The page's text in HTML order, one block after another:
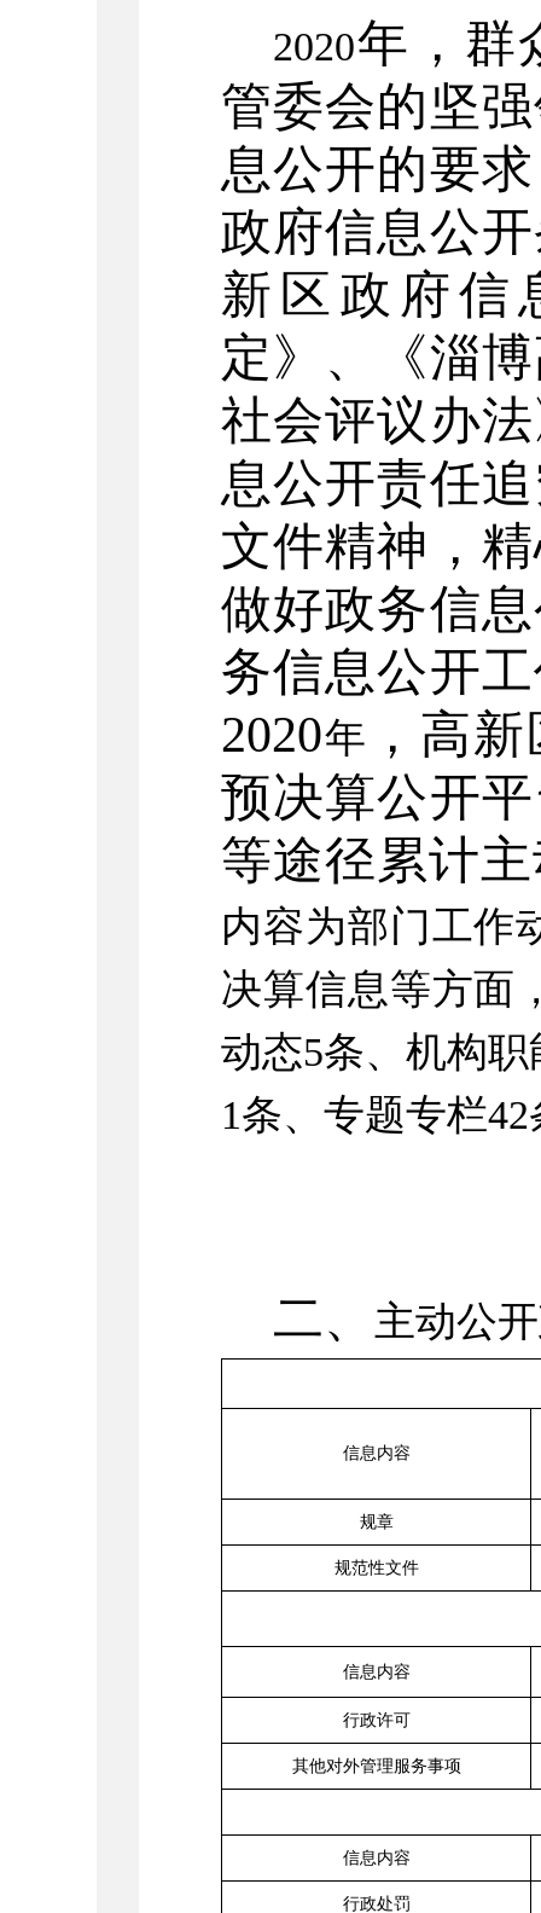
2020年， 群
管委会的坚强
息公开的要
政府信息公
新区政府信
定》、《淄
社会评议办
息公开责任
文件精神，
做好政务信
务信息公开
2020年 ，高
预决算公开
等途径累计
内容为部门工作
决算信息等方面
动态5条、机构职
1条、专题专栏42
二、 主动公
信息内容
规章
规范性文件
信息内容
行政许可
其他对外管理服务事项
信息内容
行政处罚